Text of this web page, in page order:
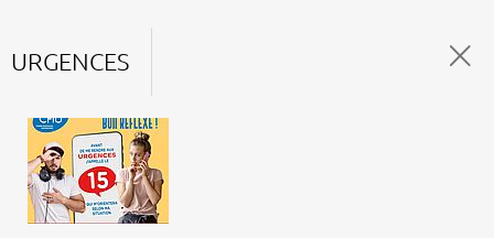
URGENCES